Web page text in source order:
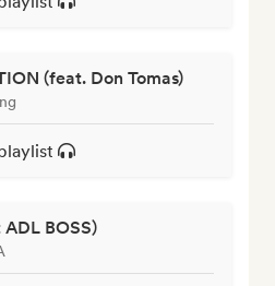
(feat. Don Tomas)
ADL BOSS)